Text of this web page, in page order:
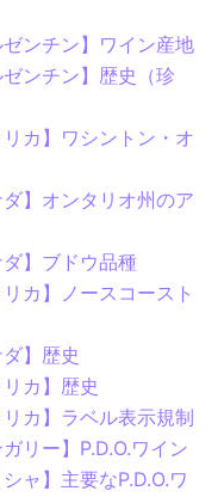
ンチン】ワイン産地
ンチン】歴史（珍
カ】ワシントン・オ
】オンタリオ州のア
】ブドウ品種
カ】ノースコースト
】歴史
カ】歴史
カ】ラベル表示規制
リー】P.D.O.ワイン
ャ】主要なP.D.O.ワ